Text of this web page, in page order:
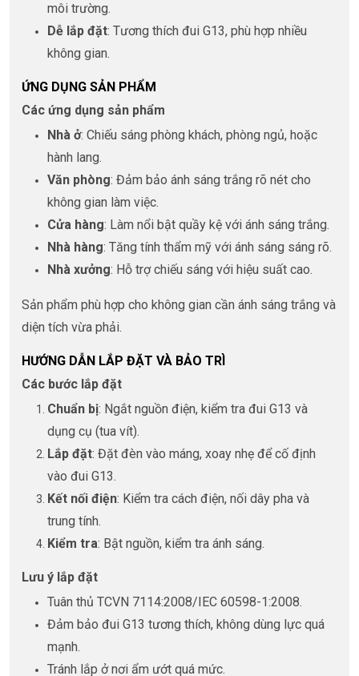
môi trường.
Dễ lắp đặt: Tương thích đui G13, phù hợp nhiều
không gian.
ỨNG DỤNG SẢN PHẨM
Các ứng dụng sản phẩm
Nhà ở: Chiếu sáng phòng khách, phòng ngủ, hoặc
hành lang.
Văn phòng: Đảm bảo ánh sáng trắng rõ nét cho
không gian làm việc.
Cửa hàng: Làm nổi bật quầy kệ với ánh sáng trắng.
Nhà hàng: Tăng tính thẩm mỹ với ánh sáng sáng rõ.
Nhà xưởng: Hỗ trợ chiếu sáng với hiệu suất cao.
Sản phẩm phù hợp cho không gian cần ánh sáng trắng và
diện tích vừa phải.
HƯỚNG DẪN LẮP ĐẶT VÀ BẢO TRÌ
Các bước lắp đặt
Chuẩn bị: Ngắt nguồn điện, kiểm tra đui G13 và
dụng cụ (tua vít).
Lắp đặt: Đặt đèn vào máng, xoay nhẹ để cố định
vào đui G13.
Kết nối điện: Kiểm tra cách điện, nối dây pha và
trung tính.
Kiểm tra: Bật nguồn, kiểm tra ánh sáng.
Lưu ý lắp đặt
Tuân thủ TCVN 7114:2008/IEC 60598-1:2008.
Đảm bảo đui G13 tương thích, không dùng lực quá
mạnh.
Tránh lắp ở nơi ẩm ướt quá mức.